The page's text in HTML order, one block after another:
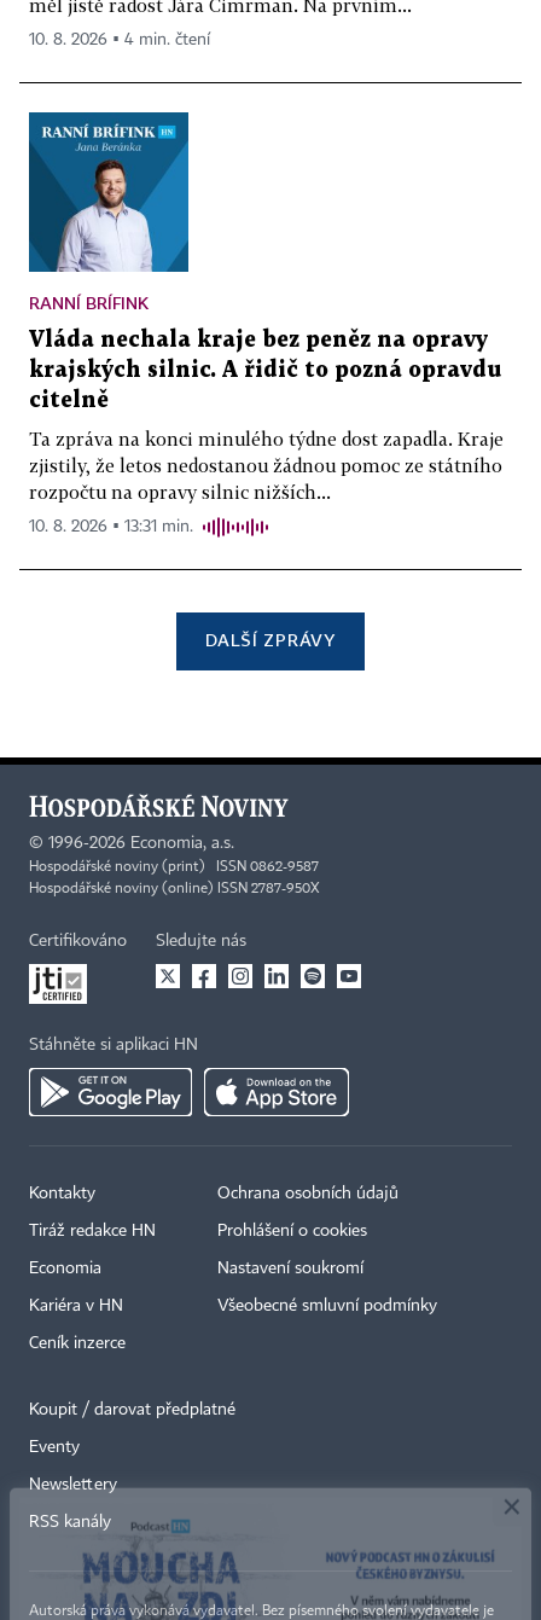
měl jistě radost Jára Cimrman. Na prvním...
10. 8. 2026 ▪ 4 min. čtení
RANNÍ BRÍFINK
Vláda nechala kraje bez peněz na opravy
krajských silnic. A řidič to pozná opravdu
citelně
Ta zpráva na konci minulého týdne dost zapadla. Kraje
zjistily, že letos nedostanou žádnou pomoc ze státního
rozpočtu na opravy silnic nižších...
10. 8. 2026 ▪ 13:31 min.
DALŠÍ ZPRÁVY
© 1996-2026 Economia, a.s.
Hospodářské noviny (print) ISSN 0862-9587
Hospodářské noviny (online) ISSN 2787-950X
Certifikováno Sledujte nás
Stáhněte si aplikaci HN
Kontakty
Tiráž redakce HN
Economia
Kariéra v HN
Ceník inzerce
Ochrana osobních údajů
Prohlášení o cookies
Nastavení soukromí
Všeobecné smluvní podmínky
Koupit / darovat předplatné
Eventy
Newslettery
RSS kanály
Autorská práva vykonává vydavatel. Bez písemného svolení vydavatele je